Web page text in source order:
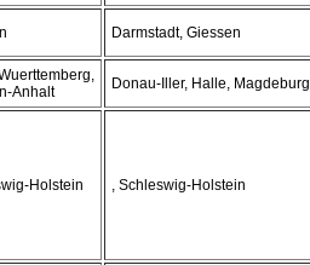
Darmstadt, Giessen
Anhalt
Donau-Iller, Halle, Magdeburg
Holstein , Schleswig-Holstein